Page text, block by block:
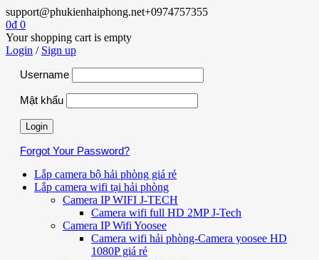
support@phukienhaiphong.net+0974757355
0₫ 0
Your shopping cart is empty
Login / Sign up
Username
Mật khẩu
Forgot Your Password?
Lắp camera bộ hải phòng giá rẻ
Lắp camera wifi tại hải phòng
Camera IP WIFI J-TECH
Camera wifi full HD 2MP J-Tech
Camera IP Wifi Yoosee
Camera wifi hải phòng-Camera yoosee HD
1080P giá rẻ